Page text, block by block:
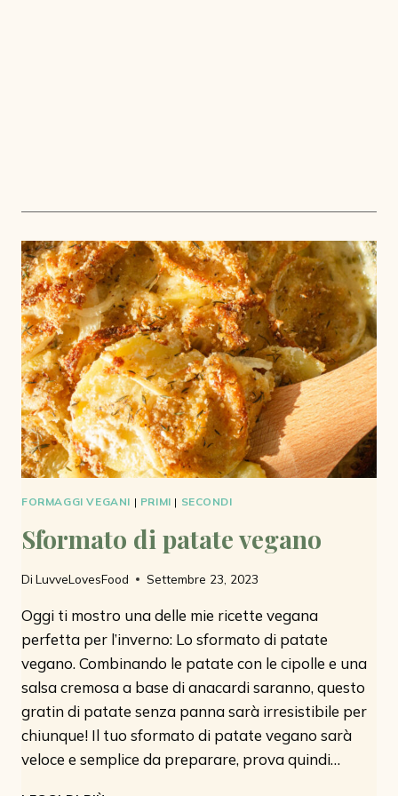
FORMAGGI VEGANI | PRIMI | SECONDI
Sformato di patate vegano
Di LuvveLovesFood Settembre 23, 2023
Oggi ti mostro una delle mie ricette vegana
perfetta per l’inverno: Lo sformato di patate
vegano. Combinando le patate con le cipolle e una
salsa cremosa a base di anacardi saranno, questo
gratin di patate senza panna sarà irresistibile per
chiunque! Il tuo sformato di patate vegano sarà
veloce e semplice da preparare, prova quindi…